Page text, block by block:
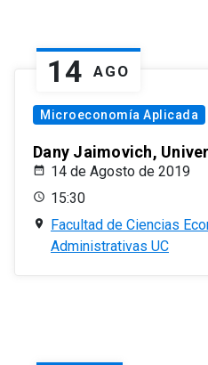
14 AGO
Microeconomía Aplicada
Dany Jaimovich,
14 de Agosto de 2019
15:30
Facultad de Ciencias
Administrativas UC